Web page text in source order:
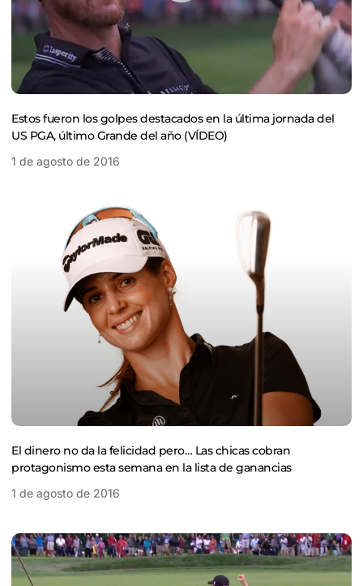
Estos fueron los golpes destacados en la última jornada del
US PGA, último Grande del año (VÍDEO)
1 de agosto de 2016
El dinero no da la felicidad pero… Las chicas cobran
protagonismo esta semana en la lista de ganancias
1 de agosto de 2016